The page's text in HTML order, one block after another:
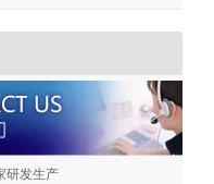
研发生产